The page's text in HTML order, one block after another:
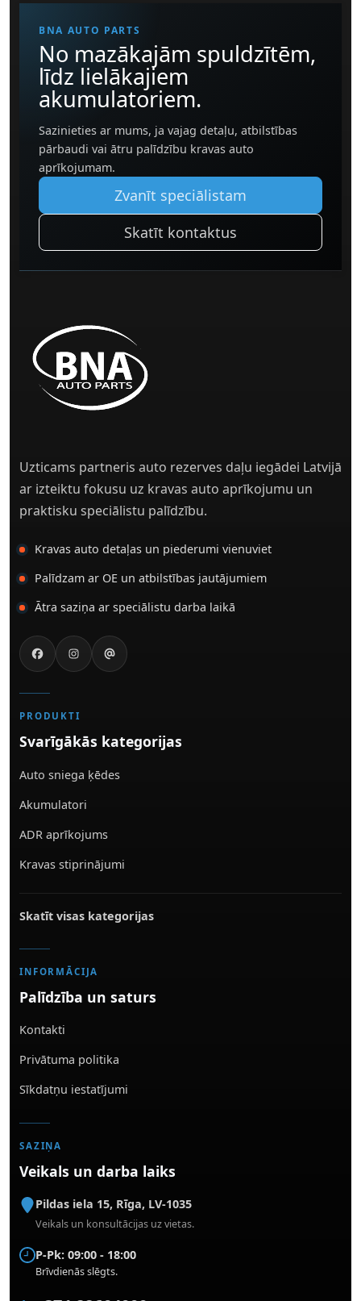
BNA AUTO PARTS
No mazākajām spuldzītēm,
līdz lielākajiem
akumulatoriem.
Sazinieties ar mums, ja vajag detaļu, atbilstības
pārbaudi vai ātru palīdzību kravas auto
aprīkojumam.
Zvanīt speciālistam
Skatīt kontaktus
Uzticams partneris auto rezerves daļu iegādei Latvijā
ar izteiktu fokusu uz kravas auto aprīkojumu un
praktisku speciālistu palīdzību.
Kravas auto detaļas un piederumi vienuviet
Palīdzam ar OE un atbilstības jautājumiem
Ātra saziņa ar speciālistu darba laikā
PRODUKTI
Svarīgākās kategorijas
Auto sniega ķēdes
Akumulatori
ADR aprīkojums
Kravas stiprinājumi
Skatīt visas kategorijas
INFORMĀCIJA
Palīdzība un saturs
Kontakti
Privātuma politika
Sīkdatņu iestatījumi
SAZIŅA
Veikals un darba laiks
Pildas iela 15, Rīga, LV-1035
Veikals un konsultācijas uz vietas.
P-Pk: 09:00 - 18:00
Brīvdienās slēgts.